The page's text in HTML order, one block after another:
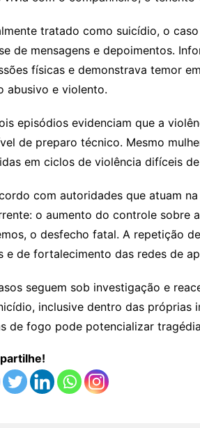
tratado como suicídio, o
de mensagens e depoimentos.
físicas e demonstrava temor
abusivo e violento.
episódios evidenciam que a
de preparo técnico. Mesmo
em ciclos de violência difíceis
com autoridades que atuam
o aumento do controle sobre
o desfecho fatal. A repetição
e de fortalecimento das redes de
seguem sob investigação e
inclusive dentro das próprias
de fogo pode potencializar